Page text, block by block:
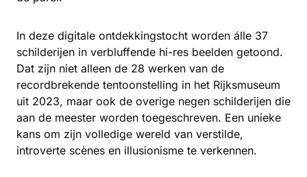
In deze digitale ontdekkingstocht worden álle 37
schilderijen in verbluffende hi-res beelden getoond.
Dat zijn niet alleen de 28 werken van de
recordbrekende tentoonstelling in het Rijksmuseum
uit 2023, maar ook de overige negen schilderijen die
aan de meester worden toegeschreven. Een unieke
kans om zijn volledige wereld van verstilde,
introverte scènes en illusionisme te verkennen.